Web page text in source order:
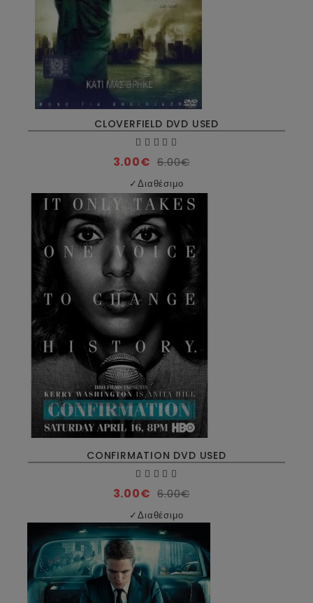
CLOVERFIELD DVD USED
3.00€ 6.00€
✓Διαθέσιμο
CONFIRMATION DVD USED
3.00€ 6.00€
✓Διαθέσιμο